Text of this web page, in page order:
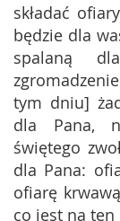
składać
będzie dla
spalaną
tym dniu]
dla Pana,
świętego
dla Pana:
ofiarę
co jest na ten